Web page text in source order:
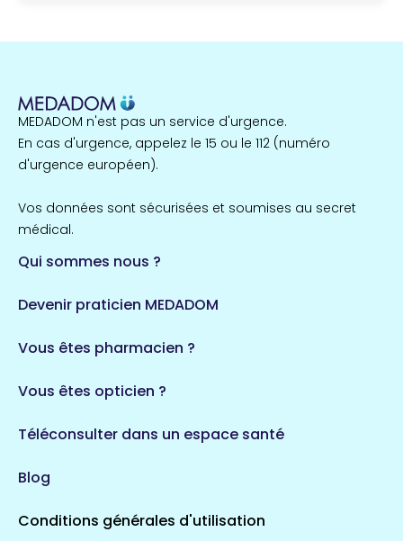
MEDADOM n'est pas un service d'urgence.
En cas d'urgence, appelez le 15 ou le 112 (numéro
d'urgence européen).
Vos données sont sécurisées et soumises au secret
médical.
Qui sommes nous ?
Devenir praticien MEDADOM
Vous êtes pharmacien ?
Vous êtes opticien ?
Téléconsulter dans un espace santé
Blog
Conditions générales d'utilisation